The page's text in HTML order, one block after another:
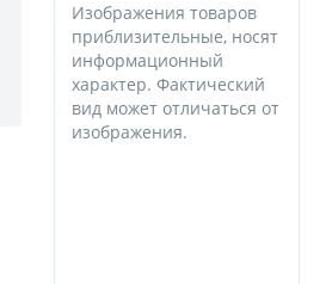
Изображения товаров
приблизительные, носят
информационный
характер. Фактический
вид может отличаться от
изображения.